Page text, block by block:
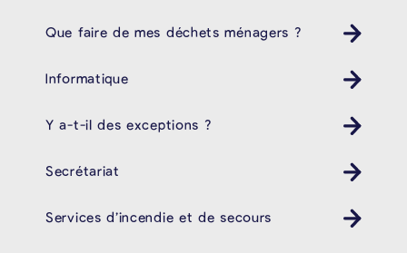
Que faire de mes déchets ménagers ?
Poubelle Müll
Informatique
Y a-t-il des exceptions ?
Secrétariat
Services d’incendie et de secours